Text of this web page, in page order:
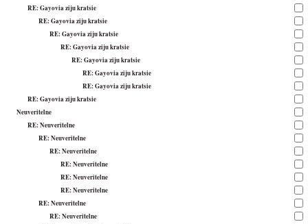
RE: Gayovia ziju kratsie
RE: Gayovia ziju kratsie
RE: Gayovia ziju kratsie
RE: Gayovia ziju kratsie
RE: Gayovia ziju kratsie
RE: Gayovia ziju kratsie
RE: Gayovia ziju kratsie
RE: Gayovia ziju kratsie
Neuveritelne
RE: Neuveritelne
RE: Neuveritelne
RE: Neuveritelne
RE: Neuveritelne
RE: Neuveritelne
RE: Neuveritelne
RE: Neuveritelne
RE: Neuveritelne